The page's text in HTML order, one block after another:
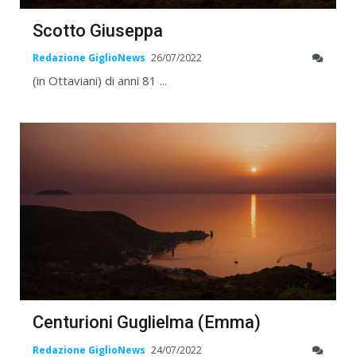
Scotto Giuseppa
Redazione GiglioNews 26/07/2022
(in Ottaviani) di anni 81 ...
Centurioni Guglielma (Emma)
Redazione GiglioNews 24/07/2022